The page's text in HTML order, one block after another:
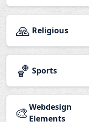
🙏 Religious
🏀 Sports
🎨 Webdesign
Elements